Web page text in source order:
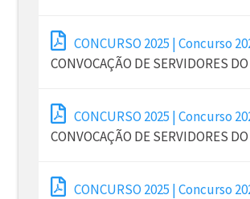
CONCURSO 2025 | Concurso
CONVOCAÇÃO DE SERVIDORES
CONCURSO 2025 | Concurso
CONVOCAÇÃO DE SERVIDORES
CONCURSO 2025 | Concurso